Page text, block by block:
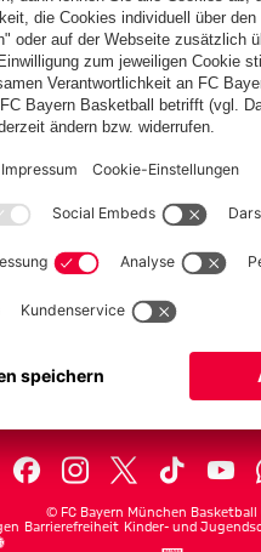
PARTNER
© FC Bayern München Basketball
Barrierefreiheit Kinder- und